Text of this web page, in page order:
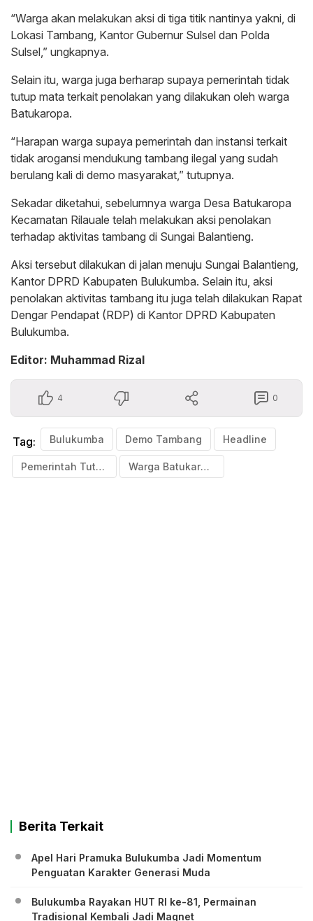
“Warga akan melakukan aksi di tiga titik nantinya yakni, di
Lokasi Tambang, Kantor Gubernur Sulsel dan Polda
Sulsel,” ungkapnya.
Selain itu, warga juga berharap supaya pemerintah tidak
tutup mata terkait penolakan yang dilakukan oleh warga
Batukaropa.
“Harapan warga supaya pemerintah dan instansi terkait
tidak arogansi mendukung tambang ilegal yang sudah
berulang kali di demo masyarakat,” tutupnya.
Sekadar diketahui, sebelumnya warga Desa Batukaropa
Kecamatan Rilauale telah melakukan aksi penolakan
terhadap aktivitas tambang di Sungai Balantieng.
Aksi tersebut dilakukan di jalan menuju Sungai Balantieng,
Kantor DPRD Kabupaten Bulukumba. Selain itu, aksi
penolakan aktivitas tambang itu juga telah dilakukan Rapat
Dengar Pendapat (RDP) di Kantor DPRD Kabupaten
Bulukumba.
Editor: Muhammad Rizal
4 0
Tag: Bulukumba Demo Tambang Headline
Pemerintah Tutup Mata Warga Batukaropa
Berita Terkait
Apel Hari Pramuka Bulukumba Jadi Momentum
Penguatan Karakter Generasi Muda
Bulukumba Rayakan HUT RI ke-81, Permainan
Tradisional Kembali Jadi Magnet